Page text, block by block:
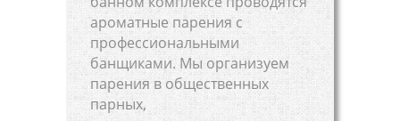
ароматные парения с
профессиональными
банщиками. Мы организуем
парения в общественных
парных,